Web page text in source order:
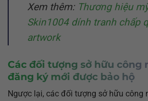
Xem thêm: Thương hiệu
Skin1004 dính tranh chấp
artwork
Các đối tượng sở hữu công
đăng ký mới được bảo hộ
Ngược lại, các đối tượng sở hữu công